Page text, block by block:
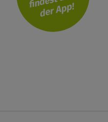
der App!